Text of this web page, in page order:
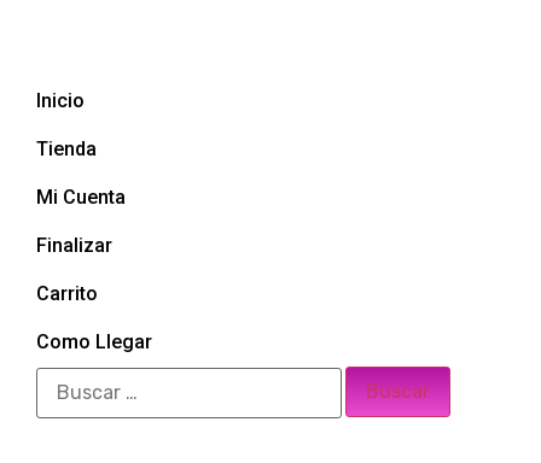
Inicio
Tienda
Mi Cuenta
Finalizar
Carrito
Como Llegar